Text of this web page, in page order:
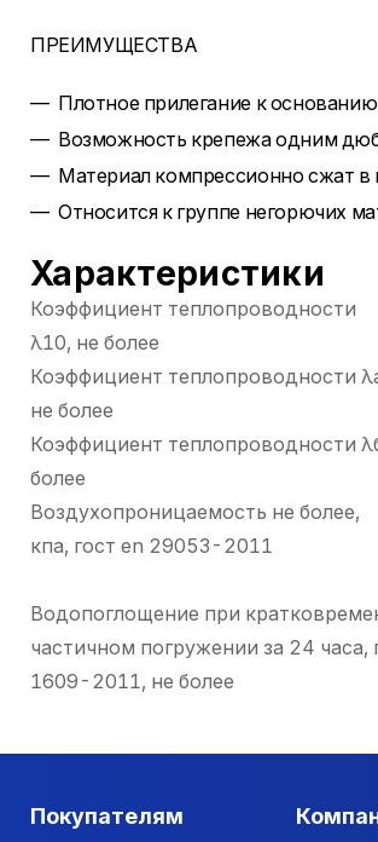
ПРЕИМУЩЕСТВА
Плотное прилегание к основанию
Возможность крепежа одним
Материал компрессионно сжат в
Относится к группе негорючих
Характеристики
Коэффициент теплопроводности
λ10, не более
Коэффициент теплопроводности
не более
Коэффициент теплопроводности
более
Воздухопроницаемость не более,
кпа, гост en 29053-2011
Водопоглощение при
частичном погружении за 24 часа,
1609-2011, не более
Покупателям